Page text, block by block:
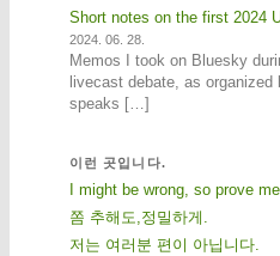
Short notes on the first 2024
2024. 06. 28.
Memos I took on Bluesky
livecast debate, as organized
speaks […]
이런 곳입니다.
I might be wrong, so prove
쫌 추해도,정밀하게.
저는 여러분 편이 아닙니다.